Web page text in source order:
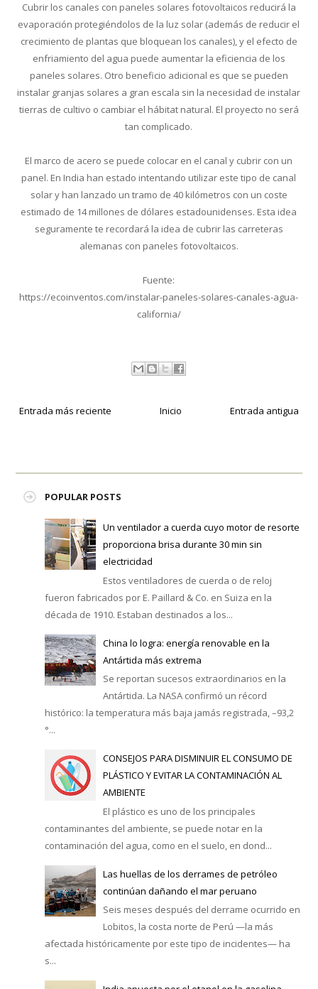
Cubrir los canales con paneles solares fotovoltaicos reducirá la
evaporación protegiéndolos de la luz solar (además de reducir el
crecimiento de plantas que bloquean los canales), y el efecto de
enfriamiento del agua puede aumentar la eficiencia de los
paneles solares. Otro beneficio adicional es que se pueden
instalar granjas solares a gran escala sin la necesidad de instalar
tierras de cultivo o cambiar el hábitat natural. El proyecto no será
tan complicado.
El marco de acero se puede colocar en el canal y cubrir con un
panel. En India han estado intentando utilizar este tipo de canal
solar y han lanzado un tramo de 40 kilómetros con un coste
estimado de 14 millones de dólares estadounidenses. Esta idea
seguramente te recordará la idea de cubrir las carreteras
alemanas con paneles fotovoltaicos.
Fuente:
https://ecoinventos.com/instalar-paneles-solares-canales-agua-
california/
Entrada más reciente Entrada antigua
Inicio
POPULAR POSTS
Un ventilador a cuerda cuyo motor de resorte
proporciona brisa durante 30 min sin
electricidad
Estos ventiladores de cuerda o de reloj
fueron fabricados por E. Paillard & Co. en Suiza en la
década de 1910. Estaban destinados a los...
China lo logra: energía renovable en la
Antártida más extrema
Se reportan sucesos extraordinarios en la
Antártida. La NASA confirmó un récord
histórico: la temperatura más baja jamás registrada, –93,2
°...
CONSEJOS PARA DISMINUIR EL CONSUMO DE
PLÁSTICO Y EVITAR LA CONTAMINACIÓN AL
AMBIENTE
El plástico es uno de los principales
contaminantes del ambiente, se puede notar en la
contaminación del agua, como en el suelo, en dond...
Las huellas de los derrames de petróleo
continúan dañando el mar peruano
Seis meses después del derrame ocurrido en
Lobitos, la costa norte de Perú —la más
afectada históricamente por este tipo de incidentes— ha
s...